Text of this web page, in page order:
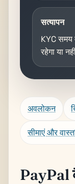
सत्यापन
KYC समय
रहेगा या
अवलोकन
सीमाएं और
PayPal